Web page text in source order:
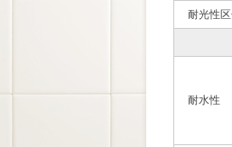
耐光性
耐水性